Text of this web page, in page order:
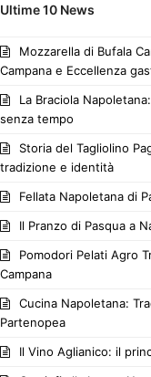
Ultime 10 News
Mozzarella di Bufala
Campana e Eccellenza
La Braciola
senza tempo
Storia del Tagliolino
tradizione e identità
Fellata Napoletana di
Il Pranzo di Pasqua a
Pomodori Pelati Agro
Campana
Cucina Napoletana:
Partenopea
Il Vino Aglianico: il